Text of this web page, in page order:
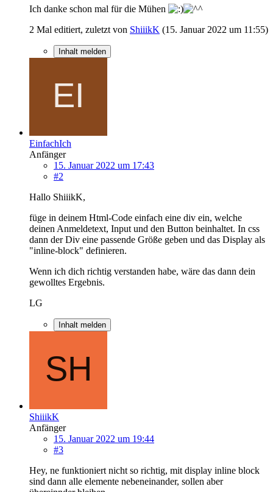
Ich danke schon mal für die Mühen
2 Mal editiert, zuletzt von ShiiikK (15. Januar 2022 um 11:55)
Inhalt melden
EinfachIch
Anfänger
15. Januar 2022 um 17:43
#2
Hallo ShiiikK,
füge in deinem Html-Code einfach eine div ein, welche
deinen Anmeldetext, Input und den Button beinhaltet. In css
dann der Div eine passende Größe geben und das Display als
"inline-block" definieren.
Wenn ich dich richtig verstanden habe, wäre das dann dein
gewolltes Ergebnis.
LG
Inhalt melden
ShiiikK
Anfänger
15. Januar 2022 um 19:44
#3
Hey, ne funktioniert nicht so richtig, mit display inline block
sind dann alle elemente nebeneinander, sollen aber